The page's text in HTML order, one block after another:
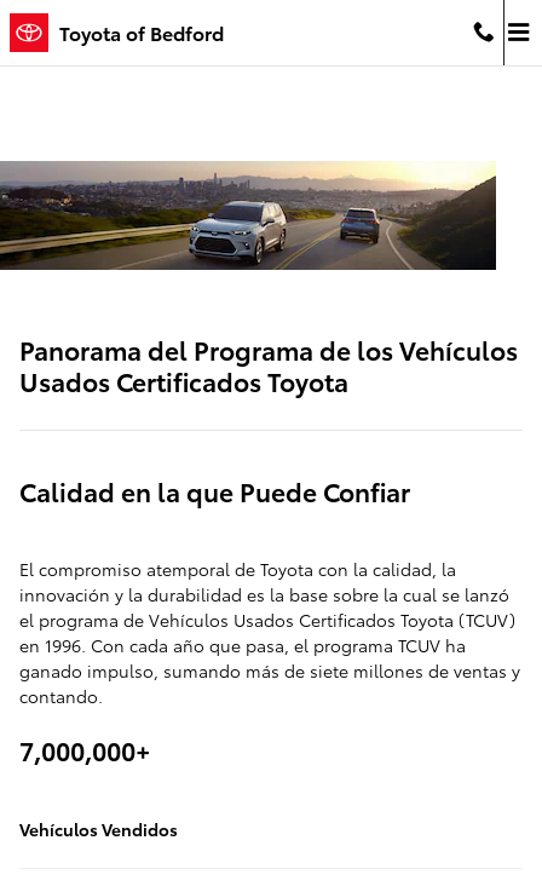
Saltar al contenido principal
Toyota of Bedford
Panorama del Programa de los Vehículos
Usados Certificados Toyota
Calidad en la que Puede Confiar
El compromiso atemporal de Toyota con la calidad, la
innovación y la durabilidad es la base sobre la cual se lanzó
el programa de Vehículos Usados Certificados Toyota (TCUV)
en 1996. Con cada año que pasa, el programa TCUV ha
ganado impulso, sumando más de siete millones de ventas y
contando.
7,000,000+
Vehículos Vendidos